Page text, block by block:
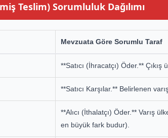
Teslim) Sorumluluk Dağılımı
Mevzuata Göre Sorumlu Taraf
**Satıcı (İhracatçı) Öder.**
**Satıcı Karşılar.** Belirlenen
**Alıcı (İthalatçı) Öder.** Varış
en büyük fark budur).